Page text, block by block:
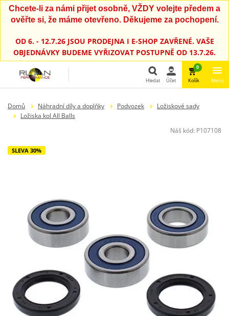
Chcete-li za námi přijet osobně, VŽDY volejte předem a
ověřte si, že máme otevřeno. Děkujeme za pochopení.
OD 6. - 12.7.26 JSOU PRODEJNA I E-SHOP ZAVŘENÉ. VAŠE
OBJEDNÁVKY BUDEME VYŘIZOVAT POSTUPNĚ OD 13.7.26.
Hledat
Hledat Účet
0
Košík Menu
Domů Náhradní díly a doplňky Podvozek
Ložiskové sady
Ložiska kol All Balls
Náš kód: P107108
SLEVA 30%